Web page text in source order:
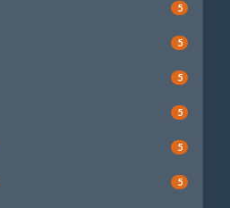
5
5
5
5
5
5